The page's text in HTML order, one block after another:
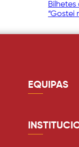
“Gostei
EQUIPAS
Defesa